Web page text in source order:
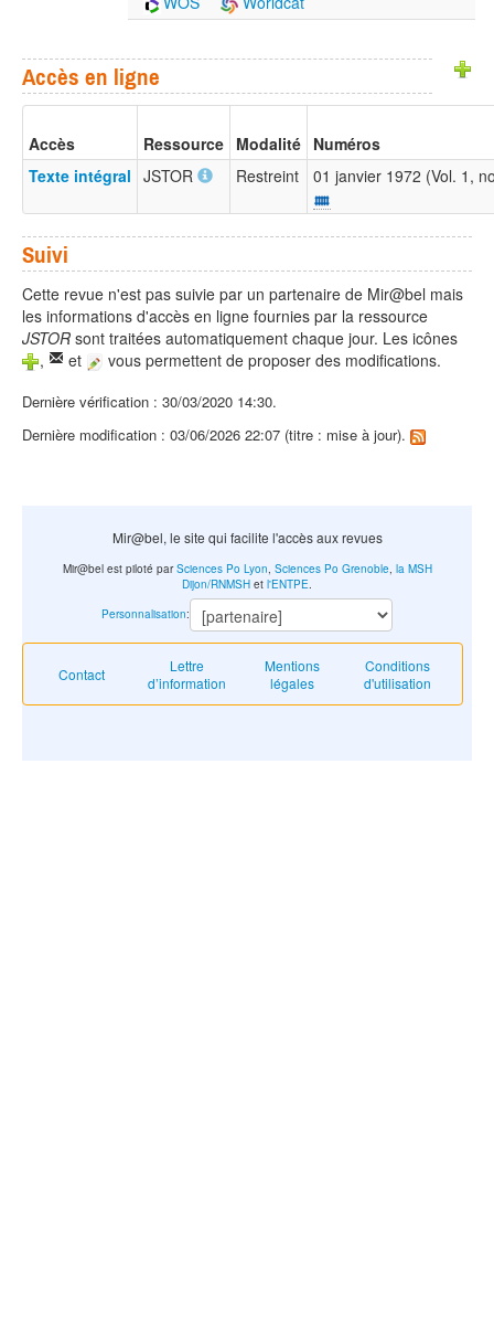
Accès en ligne
Accès Ressource Modalité Numéros
Texte intégral JSTOR Restreint 01 janvier 1972 (Vol. 1,
Suivi
Cette revue n'est pas suivie par un partenaire de Mir@bel mais
les informations d'accès en ligne fournies par la ressource
JSTOR sont traitées automatiquement chaque jour. Les icônes
,
et vous permettent de proposer des modifications.
Dernière vérification : 30/03/2020 14:30.
Dernière modification : 03/06/2026 22:07 (titre : mise à jour).
Mir@bel, le site qui facilite l'accès aux revues
Contact
Lettre
d’information
Mentions
légales
Conditions
d'utilisation
Mir@bel est piloté parSciences Po Lyon, Sciences Po Grenoble, la MSH
Dijon/RNMSH et l'ENTPE.
Personnalisation: